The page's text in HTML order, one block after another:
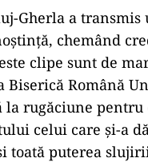
Gherla a transmis
chemând
clipe sunt de
Biserică Română
la rugăciune
celui care și-a
toată puterea